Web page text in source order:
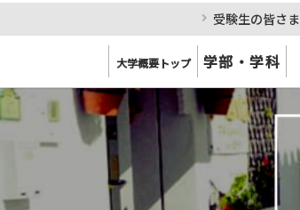
受験生の皆さま
大学概要トップ 学部・学科